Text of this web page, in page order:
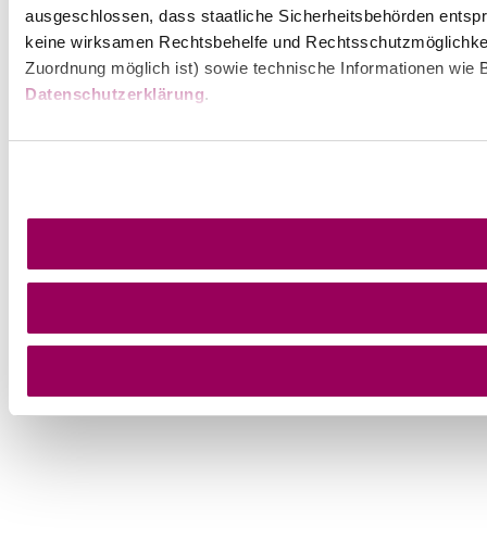
ausgeschlossen, dass staatliche Sicherheitsbehörden
keine wirksamen Rechtsbehelfe und
Zuordnung möglich ist) sowie technische Informationen
Datenschutzerklärung.